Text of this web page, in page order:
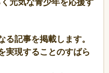
元気な青少年を応援す
記事を掲載します。
実現することのすばら